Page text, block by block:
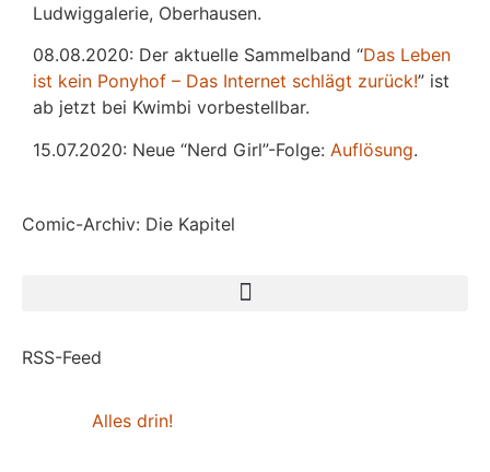
Ludwiggalerie, Oberhausen.
08.08.2020: Der aktuelle Sammelband “Das Leben
ist kein Ponyhof – Das Internet schlägt zurück!” ist
ab jetzt bei Kwimbi vorbestellbar.
15.07.2020: Neue “Nerd Girl”-Folge: Auflösung.
Comic-Archiv: Die Kapitel
RSS-Feed
Alles drin!